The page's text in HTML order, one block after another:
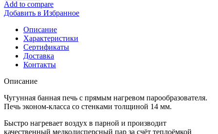
Add to compare
Добавить в Избранное
Описание
Характеристики
Сертификаты
Доставка
Контакты
Описание
Чугунная банная печь с прямым нагревом парообразователя.
Печь эконом-класса со стенками толщиной 14 мм.
Быстро нагревает воздух в парной и производит
качественный мелкодисперсный пар за счёт теплоёмкой